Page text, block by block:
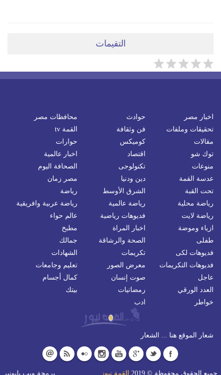
التقيمات
اخبار مصر حوادث
محافظات مصر
تحقيقات وملفات
فن وثقافة
القمة tv
مقالات
كوميكس
حوارات
توك شو
اقتصاد
اخبار عالمية
منوعات
تكنولوجى
الصحافة اليوم
عدسة القمة
دين ودنيا
مصر زمان
تحت القبة
الشرق الأوسط
رياضة
رياضة محلية
رياضة عالمية
رياضة عربية وافريقية
رياضة لايت
فديوهات رياضية
عالم حواء
ازياء وموضة
اخبار المراة
مطبخ
طفلى
الصحة والرشاقة
جمالك
فديوهات لكى
تكريمات
الشهادات
فديوهات التكريمات
معرض الصور
تعليم وجامعات
عاجل
صوت إنسان
كمال أجسام
العدد الورقي
رمضانيات
بيتك
خواطر
ادب
شعار الموقع هنا ... الشعار
جميع الحقوق محفوظة © 2019 القمة نيوز برمجة ويب بايونير